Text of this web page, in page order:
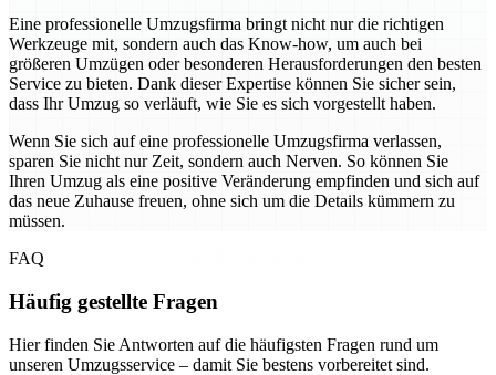
Eine professionelle Umzugsfirma bringt nicht nur die richtigen
Werkzeuge mit, sondern auch das Know-how, um auch bei
größeren Umzügen oder besonderen Herausforderungen den besten
Service zu bieten. Dank dieser Expertise können Sie sicher sein,
dass Ihr Umzug so verläuft, wie Sie es sich vorgestellt haben.
Wenn Sie sich auf eine professionelle Umzugsfirma verlassen,
sparen Sie nicht nur Zeit, sondern auch Nerven. So können Sie
Ihren Umzug als eine positive Veränderung empfinden und sich auf
das neue Zuhause freuen, ohne sich um die Details kümmern zu
müssen.
FAQ
Häufig gestellte Fragen
Hier finden Sie Antworten auf die häufigsten Fragen rund um
unseren Umzugsservice – damit Sie bestens vorbereitet sind.